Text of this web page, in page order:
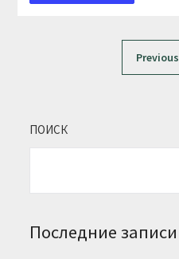
Previous
ПОИСК
Последние записи